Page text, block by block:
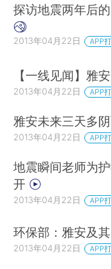
探访地震两年后
2013年04月22日 APP
【一线见闻】雅
2013年04月22日 APP
雅安未来三天多
2013年04月22日 APP
地震瞬间老师为
开
2013年04月22日 APP
环保部：雅安及
2013年04月22日 APP